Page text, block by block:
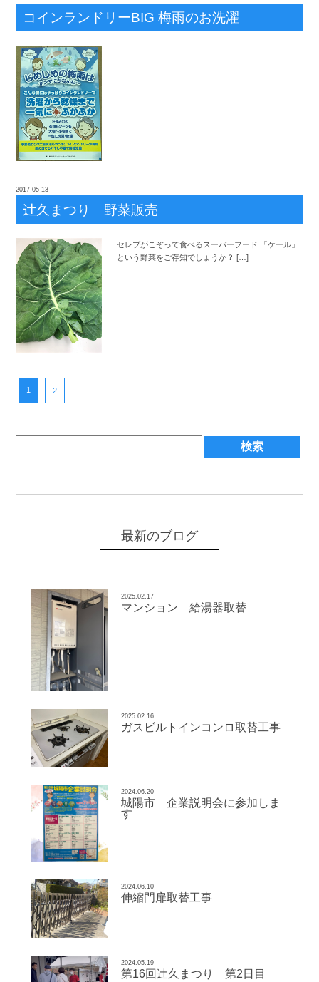
コインランドリーBIG 梅雨のお洗濯
2017-05-13
辻久まつり 野菜販売
セレブがこぞって食べるスーパーフード 「ケール」
という野菜をご存知でしょうか？ […]
1 2
最新のブログ
2025.02.17
マンション 給湯器取替
2025.02.16
ガスビルトインコンロ取替工事
2024.06.20
城陽市 企業説明会に参加しま
す
2024.06.10
伸縮門扉取替工事
2024.05.19
第16回辻久まつり 第2日目